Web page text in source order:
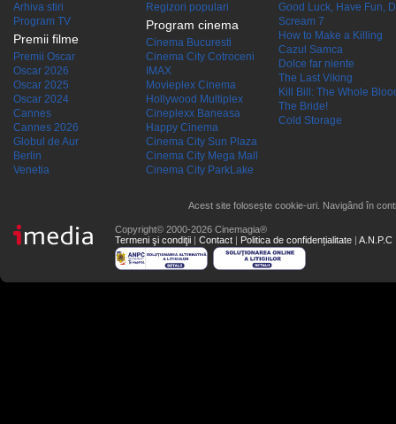
Arhiva stiri
Program TV
Premii filme
Premii Oscar
Oscar 2026
Oscar 2025
Oscar 2024
Cannes
Cannes 2026
Globul de Aur
Berlin
Venetia
Regizori populari
Program cinema
Cinema Bucuresti
Cinema City Cotroceni
IMAX
Movieplex Cinema
Hollywood Multiplex
Cineplexx Baneasa
Happy Cinema
Cinema City Sun Plaza
Cinema City Mega Mall
Cinema City ParkLake
Good Luck, Have Fun,
Scream 7
How to Make a Killing
Cazul Samca
Dolce far niente
The Last Viking
Kill Bill: The Whole
The Bride!
Cold Storage
Acest site folosește cookie-uri. Navigând în
Copyright© 2000-2026 Cinemagia®
Termeni şi condiţii | Contact | Politica de confidențialitate | A.N.P.C